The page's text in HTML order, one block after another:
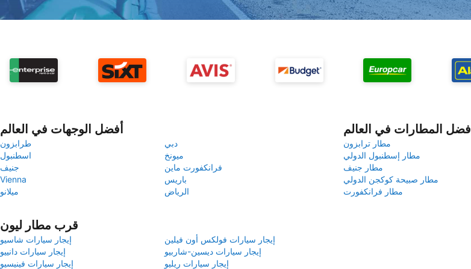
أفضل الوجهات في العالم
طرابزون
دبي
اسطنبول
ميونخ
جنيف
فرانكفورت ماين
Vienna
باريس
ميلانو
الرياض
أفضل المطارات في العالم
مطار ترابزون
مطار إسطنبول الدولي
مطار جنيف
مطار صبيحة كوكجن الدولي
مطار فرانكفورت
قرب مطار ليون
إيجار سيارات شاسيو
إيجار سيارات فولكس أون فيلين
إيجار سيارات دانييو
إيجار سيارات ديسين-شاربيو
إيجار سيارات فينيسيو
إيجار سيارات ريليو